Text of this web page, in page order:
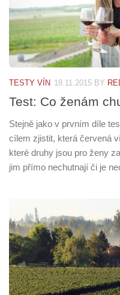
TESTY VÍN 18.11.2015 BY
Test: Co ženám
Stejně jako v prvním díle
cílem zjistit, která červená
které druhy jsou pro ženy
jim přímo nechutnají či je